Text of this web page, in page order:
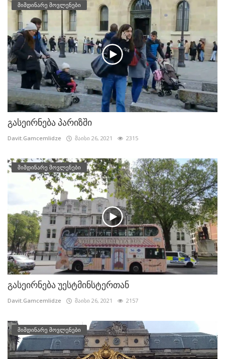
მიმდინარე მოვლენები
გასეირნება პარიზში
Davit.Gamcemlidze მაისი 26, 2021 2315
მიმდინარე მოვლენები
გასეირნება უესტმინსტერთან
Davit.Gamcemlidze მაისი 26, 2021 2157
მიმდინარე მოვლენები